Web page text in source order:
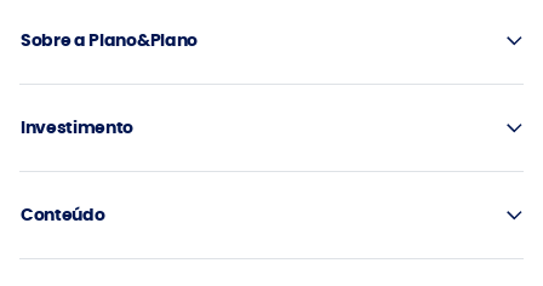
Sobre a Plano&Plano
Investimento
Conteúdo